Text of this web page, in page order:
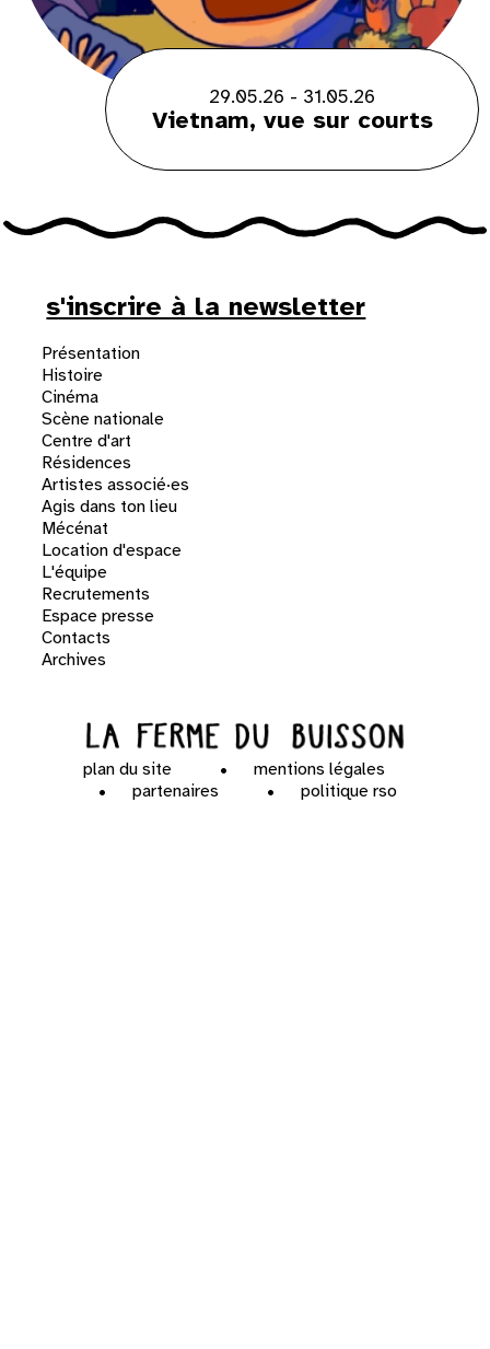
29.05.26 - 31.05.26
Vietnam, vue sur courts
s'inscrire à la newsletter
Présentation
Histoire
Cinéma
Scène nationale
Centre d'art
Résidences
Artistes associé·es
Agis dans ton lieu
Mécénat
Location d'espace
L'équipe
Recrutements
Espace presse
Contacts
Archives
plan du site
mentions légales
partenaires
politique rso